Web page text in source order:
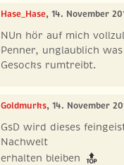
Hase_Hase, 14. November
NUn hör auf mich
Penner, unglaublich
Gesocks rumtreibt.
Goldmurks, 14. November
GsD wird dieses
Nachwelt
erhalten bleiben